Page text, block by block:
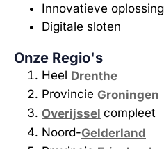
Innovatieve
Digitale sloten
Onze Regio's
Heel Drenthe
Provincie Groningen
Overijssel compleet
Noord-Gelderland